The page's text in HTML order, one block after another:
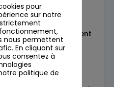
de développement
pour
sur notre
nous permettent
En cliquant sur
consentez à
politique de